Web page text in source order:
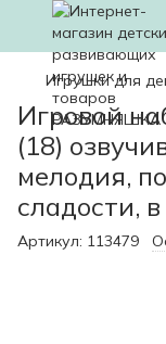
Игрушки для
Игровой
(18)
мелодия,
сладости,
Артикул: 113479